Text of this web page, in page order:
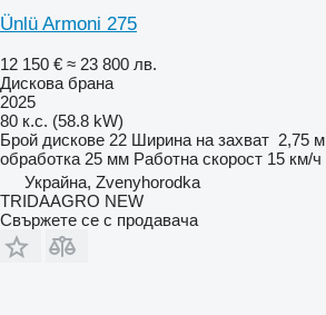
Ünlü Armoni 275
12 150 € ≈ 23 800 лв.
Дискова брана
2025
80 к.с. (58.8 kW)
Брой дискове 22 Ширина на захват 2,75 м
обработка 25 мм Работна скорост 15 км/ч
Украйна, Zvenyhorodka
TRIDAAGRO NEW
Свържете се с продавача